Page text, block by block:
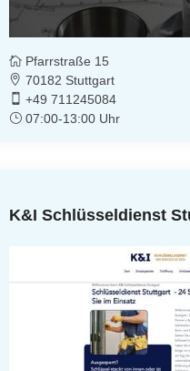
Pfarrstraße 15
70182 Stuttgart
+49 711245084
07:00-13:00 Uhr
K&I Schlüsseldienst